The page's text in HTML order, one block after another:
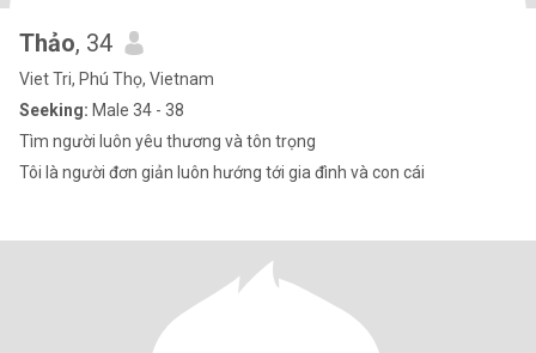
Thảo, 34
Viet Tri, Phú Thọ, Vietnam
Seeking: Male 34 - 38
Tìm người luôn yêu thương và tôn trọng
Tôi là người đơn giản luôn hướng tới gia đình và con cái